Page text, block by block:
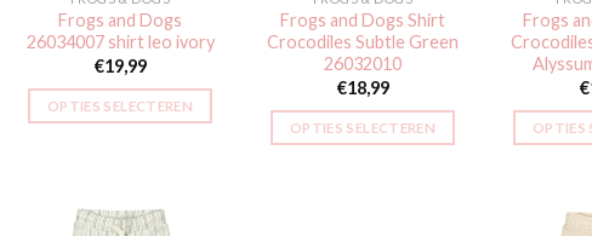
Frogs and Dogs
26034007 shirt leo ivory
€19,99
OPTIES SELECTEREN
meerdere
Frogs and Dogs Shirt
Crocodiles Subtle Green
26032010
€18,99
OPTIES SELECTEREN
Frogs
€
OPTIES